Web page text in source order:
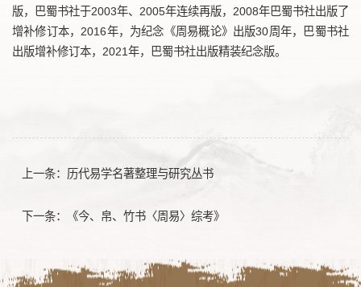
版，巴蜀书社于2003年、2005年连续再版，2008年巴蜀书社出版了
增补修订本，2016年，为纪念《周易概论》出版30周年，巴蜀书社
出版增补修订本，2021年，巴蜀书社出版精装纪念版。
上一条： 历代易学名著整理与研究丛书
下一条： 《今、帛、竹书〈周易〉综考》